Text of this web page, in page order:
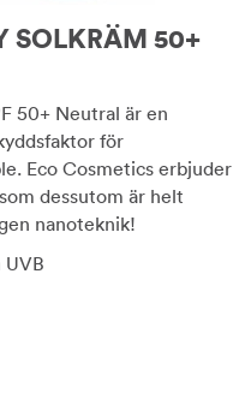
SOLKRÄM 50+
50+ Neutral är en
för
Eco Cosmetics erbjuder
dessutom är helt
nanoteknik!